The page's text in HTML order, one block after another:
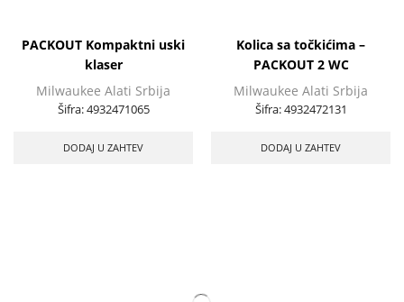
PACKOUT Kompaktni uski
klaser
Milwaukee Alati Srbija
Šifra:4932471065
DODAJ U ZAHTEV
Kolica sa točkićima –
PACKOUT 2 WC
Milwaukee Alati Srbija
Šifra:4932472131
DODAJ U ZAHTEV